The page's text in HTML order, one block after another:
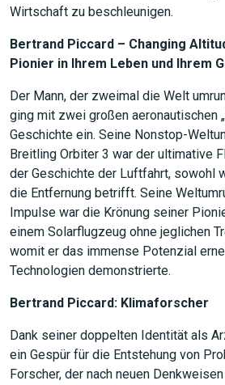
Wirtschaft zu beschleunigen.
Bertrand Piccard – Changing
Pionier in Ihrem Leben und Ihrem
Der Mann, der zweimal die Welt
ging mit zwei großen aeronautischen
Geschichte ein. Seine Nonstop-
Breitling Orbiter 3 war der ultimative
der Geschichte der Luftfahrt, sowohl
die Entfernung betrifft. Seine
Impulse war die Krönung seiner
einem Solarflugzeug ohne jeglichen
womit er das immense Potenzial
Technologien demonstrierte.
Bertrand Piccard: Klimaforscher
Dank seiner doppelten Identität als
ein Gespür für die Entstehung von
Forscher, der nach neuen